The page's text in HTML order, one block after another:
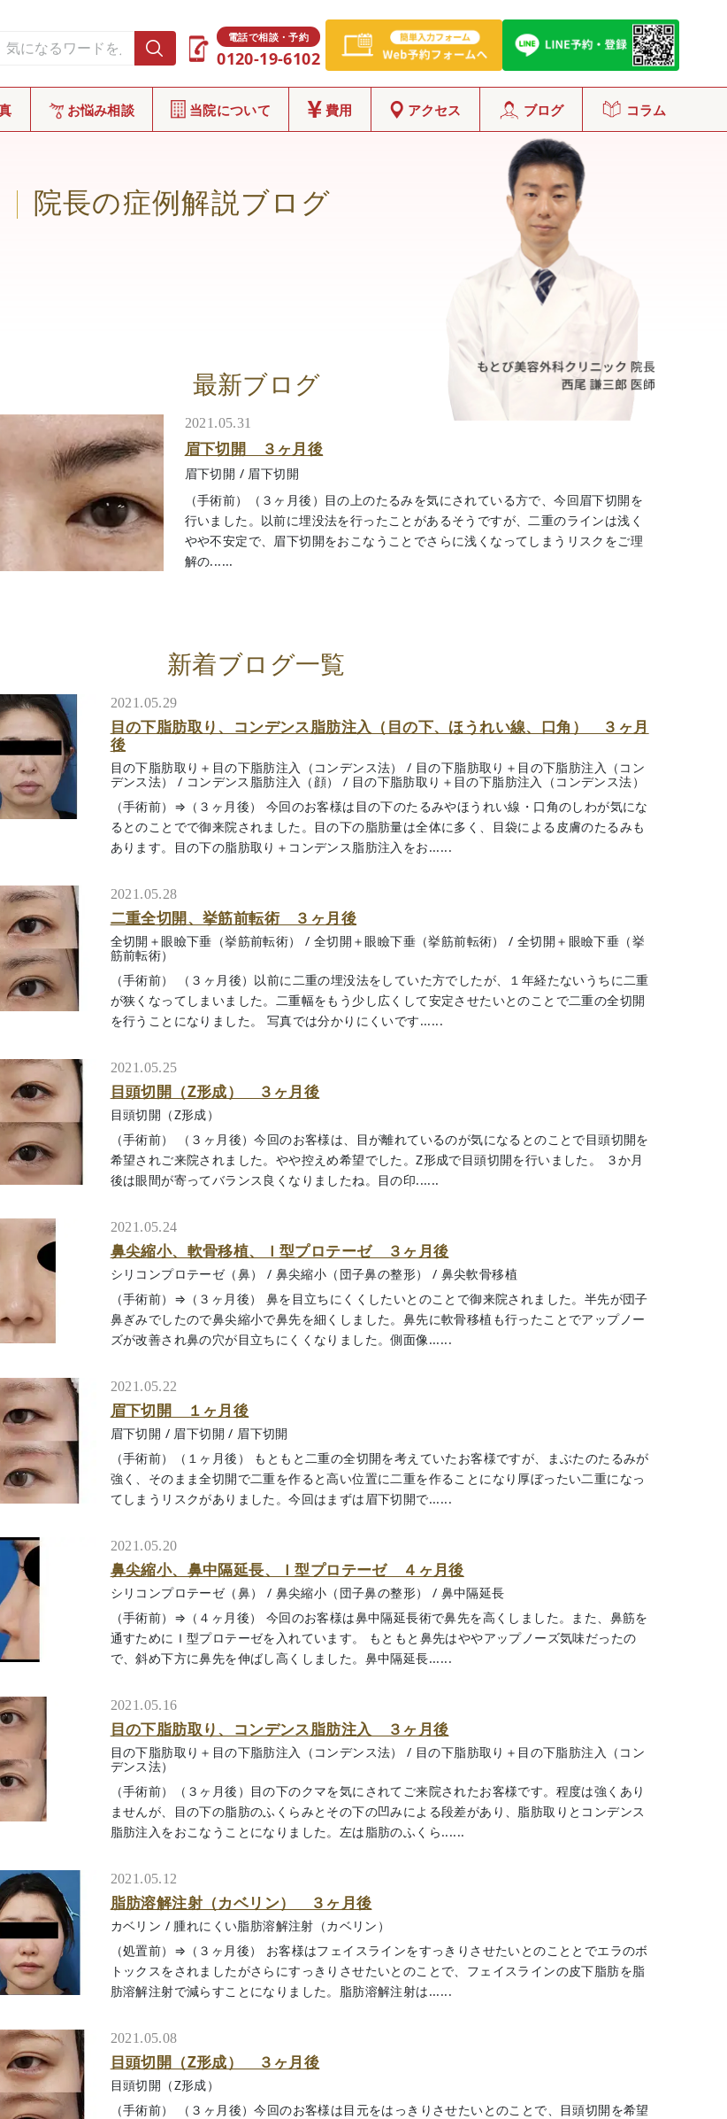
電話で相談・予約
0120-19-6102
お悩み相談 当院について 費用 アクセス ブログ コラム
院長の症例解説ブログ
最新ブログ
2021.05.31
眉下切開 ３ヶ月後
眉下切開 / 眉下切開
（手術前）（３ヶ月後）目の上のたるみを気にされている方で、今回眉下切開を
行いました。以前に埋没法を行ったことがあるそうですが、二重のラインは浅く
やや不安定で、眉下切開をおこなうことでさらに浅くなってしまうリスクをご理
解の......
新着ブログ一覧
2021.05.29
目の下脂肪取り、コンデンス脂肪注入（目の下、ほうれい線、口角） ３ヶ月
後
目の下脂肪取り＋目の下脂肪注入（コンデンス法） / 目の下脂肪取り＋目の下脂肪注入（コン
デンス法）
/ コンデンス脂肪注入（顔） / 目の下脂肪取り＋目の下脂肪注入（コンデンス法）
（手術前）⇒（３ヶ月後） 今回のお客様は目の下のたるみやほうれい線・口角のしわが気にな
るとのことでで御来院されました。目の下の脂肪量は全体に多く、目袋による皮膚のたるみも
あります。目の下の脂肪取り＋コンデンス脂肪注入をお......
2021.05.28
二重全切開、挙筋前転術 ３ヶ月後
全切開＋眼瞼下垂（挙筋前転術） / 全切開＋眼瞼下垂（挙筋前転術） /全切開＋眼瞼下垂（挙
筋前転術）
（手術前） （３ヶ月後）以前に二重の埋没法をしていた方でしたが、１年経たないうちに二重
が狭くなってしまいました。二重幅をもう少し広くして安定させたいとのことで二重の全切開
を行うことになりました。 写真では分かりにくいです......
2021.05.25
目頭切開（Z形成） ３ヶ月後
目頭切開（Z形成）
（手術前） （３ヶ月後）今回のお客様は、目が離れているのが気になるとのことで目頭切開を
希望されご来院されました。やや控えめ希望でした。Z形成で目頭切開を行いました。 ３か月
後は眼間が寄ってバランス良くなりましたね。目の印......
2021.05.24
鼻尖縮小、軟骨移植、Ｉ型プロテーゼ ３ヶ月後
シリコンプロテーゼ（鼻） / 鼻尖縮小（団子鼻の整形） / 鼻尖軟骨移植
（手術前）⇒（３ヶ月後） 鼻を目立ちにくくしたいとのことで御来院されました。半先が団子
鼻ぎみでしたので鼻尖縮小で鼻先を細くしました。鼻先に軟骨移植も行ったことでアップノー
ズが改善され鼻の穴が目立ちにくくなりました。側面像......
2021.05.22
眉下切開 １ヶ月後
眉下切開 / 眉下切開 / 眉下切開
（手術前）（１ヶ月後） もともと二重の全切開を考えていたお客様ですが、まぶたのたるみが
強く、そのまま全切開で二重を作ると高い位置に二重を作ることになり厚ぼったい二重になっ
てしまうリスクがありました。今回はまずは眉下切開で......
2021.05.20
鼻尖縮小、鼻中隔延長、Ｉ型プロテーゼ ４ヶ月後
シリコンプロテーゼ（鼻） / 鼻尖縮小（団子鼻の整形） / 鼻中隔延長
（手術前）⇒（４ヶ月後） 今回のお客様は鼻中隔延長術で鼻先を高くしました。また、鼻筋を
通すためにＩ型プロテーゼを入れています。 もともと鼻先はややアップノーズ気味だったの
で、斜め下方に鼻先を伸ばし高くしました。鼻中隔延長......
2021.05.16
目の下脂肪取り、コンデンス脂肪注入 ３ヶ月後
目の下脂肪取り＋目の下脂肪注入（コンデンス法） / 目の下脂肪取り＋目の下脂肪注入（コン
デンス法）
（手術前）（３ヶ月後）目の下のクマを気にされてご来院されたお客様です。程度は強くあり
ませんが、目の下の脂肪のふくらみとその下の凹みによる段差があり、脂肪取りとコンデンス
脂肪注入をおこなうことになりました。左は脂肪のふくら......
2021.05.12
脂肪溶解注射（カベリン） ３ヶ月後
カベリン / 腫れにくい脂肪溶解注射（カベリン）
（処置前）⇒（３ヶ月後） お客様はフェイスラインをすっきりさせたいとのこととでエラのボ
トックスをされましたがさらにすっきりさせたいとのことで、フェイスラインの皮下脂肪を脂
肪溶解注射で減らすことになりました。脂肪溶解注射は......
2021.05.08
目頭切開（Z形成） ３ヶ月後
目頭切開（Z形成）
（手術前） （３ヶ月後）今回のお客様は目元をはっきりさせたいとのことで、目頭切開を希望